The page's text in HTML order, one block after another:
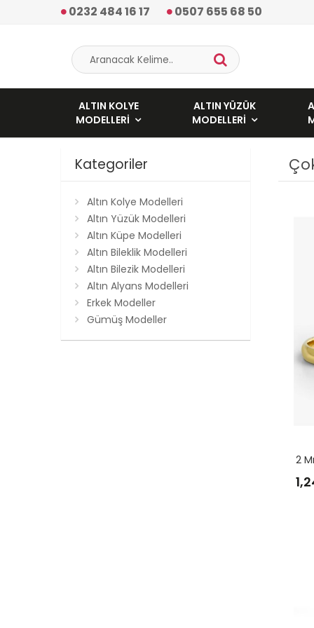
0232 484 16 17 0507 655 68 50
ALTIN KOLYE
MODELLERI
ALTIN YÜZÜK
MODELLERI
Kategoriler
Altın Kolye Modelleri
Altın Yüzük Modelleri
Altın Küpe Modelleri
Altın Bileklik Modelleri
Altın Bilezik Modelleri
Altın Alyans Modelleri
Erkek Modeller
Gümüş Modeller
2